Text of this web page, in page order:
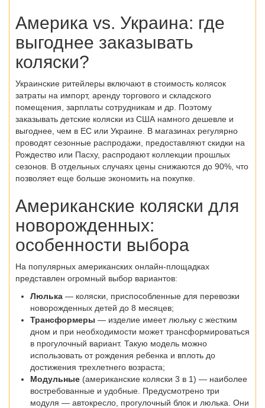
Америка vs. Украина: где
выгоднее заказывать
коляски?
Украинские ритейлеры включают в стоимость колясок
затраты на импорт, аренду торгового и складского
помещения, зарплаты сотрудникам и др. Поэтому
заказывать детские коляски из США намного дешевле и
выгоднее, чем в ЕС или Украине. В магазинах регулярно
проводят сезонные распродажи, предоставляют скидки на
Рождество или Пасху, распродают коллекции прошлых
сезонов. В отдельных случаях цены снижаются до 90%, что
позволяет еще больше экономить на покупке.
Американские коляски для
новорожденных:
особенности выбора
На популярных американских онлайн-площадках
представлен огромный выбор вариантов:
Люлька — коляски, приспособленные для перевозки
новорожденных детей до 8 месяцев;
Трансформеры — изделие имеет люльку с жестким
дном и при необходимости может трансформироваться
в прогулочный вариант. Такую модель можно
использовать от рождения ребенка и вплоть до
достижения трехлетнего возраста;
Модульные (американские коляски 3 в 1) — наиболее
востребованные и удобные. Предусмотрено три
модуля — автокресло, прогулочный блок и люлька. Они